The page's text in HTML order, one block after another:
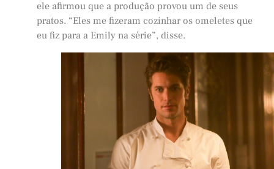
ele afirmou que a produção provou um de seus
pratos. “Eles me fizeram cozinhar os omeletes que
eu fiz para a Emily na série”, disse.